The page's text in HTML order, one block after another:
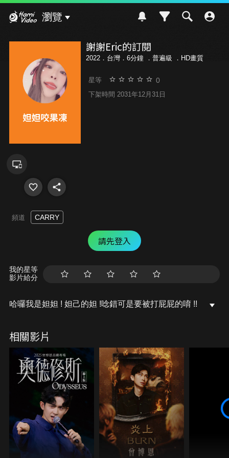
瀏覽
謝謝Eric的訂閱
2022．台灣．6分鐘 ． 普遍級 ．HD畫質
星等 0
下架時間 2031年12月31日
頻道 CARRY
請先登入
我的星等
影片給分
哈囉我是妲妲 ! 妲己的妲 !唸錯可是要被打屁屁的唷 !!
相關影片